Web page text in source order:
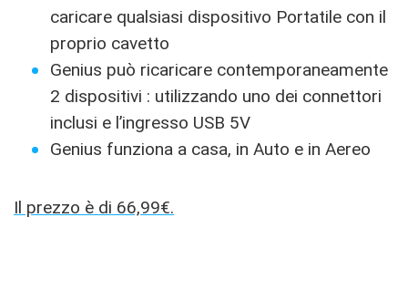
caricare qualsiasi dispositivo Portatile con il
proprio cavetto
Genius può ricaricare contemporaneamente
2 dispositivi : utilizzando uno dei connettori
inclusi e l’ingresso USB 5V
Genius funziona a casa, in Auto e in Aereo
Il prezzo è di 66,99€.